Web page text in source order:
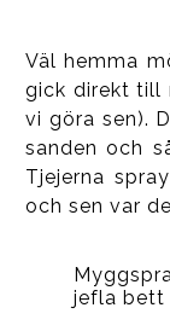
Väl hemma
gick direkt till
vi göra sen).
sanden och
Tjejerna
och sen var
jefla bett